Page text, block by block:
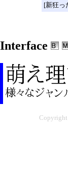
[新狂っ
Interface
Copyright